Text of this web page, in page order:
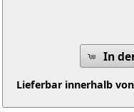
In
Lieferbar innerhalb